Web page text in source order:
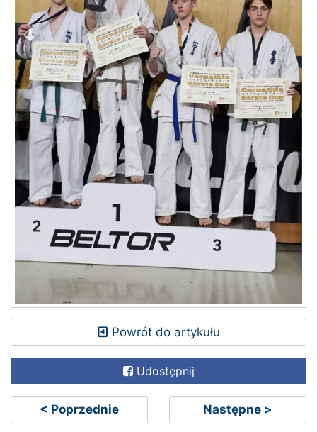
Powrót do artykułu
Udostępnij
< Poprzednie Następne >